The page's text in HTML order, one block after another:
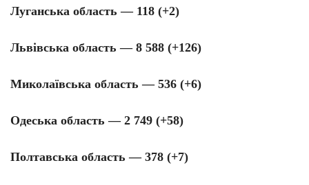
Луганська область — 118 (+2)
Львівська область — 8 588 (+126)
Миколаївська область — 536 (+6)
Одеська область — 2 749 (+58)
Полтавська область — 378 (+7)